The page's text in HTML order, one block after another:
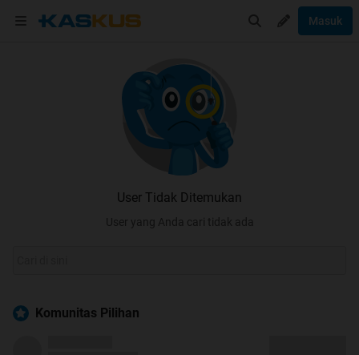
Masuk
User Tidak Ditemukan
User yang Anda cari tidak ada
Komunitas Pilihan